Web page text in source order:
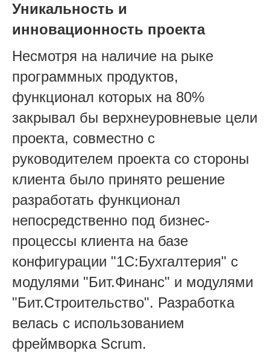
Уникальность и
инновационность проекта
Несмотря на наличие на рыке
программных продуктов,
функционал которых на 80%
закрывал бы верхнеуровневые цели
проекта, совместно с
руководителем проекта со стороны
клиента было принято решение
разработать функционал
непосредственно под бизнес-
процессы клиента на базе
конфигурации "1С:Бухгалтерия" с
модулями "Бит.Финанс" и модулями
"Бит.Строительство". Разработка
велась с использованием
фреймворка Scrum.